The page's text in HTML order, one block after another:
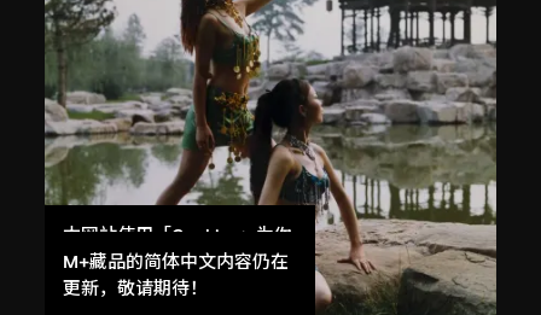
本网站使用「Cookies」为你
提供最好的网站体验。
了解更多
M+藏品的简体中文内容仍在
更新，敬请期待！